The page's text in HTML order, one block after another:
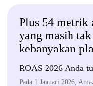
Plus 54 metrik
yang masih
kebanyakan
ROAS 2026 Anda
Pada 1 Januari 2026,